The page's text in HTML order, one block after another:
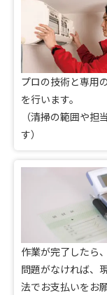
プロの技術と専用
を行います。
（清掃の範囲や
す）
作業が完了したら
問題がなければ、
法でお支払いをお